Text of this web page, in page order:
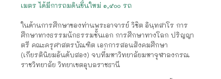
เมตร ได้มีการถมดินขึ้นใหม่ ๑,๕๐๐ รถ
ในด้านการศึกษาของท่านพระอาจารย์ วิชิต อินฺทสาโร การ
ศึกษาทางธรรมนักธรรมชั้นเอก การศึกษาทางโลก ปริญญา
ตรี คณะครุศาสตรบัณฑิต เอกการสอนสังคมศึกษา
(เกียรตินิยมอันดับสอง) จบที่มหาวิทยาลัยมหาจุฬาลงกรณ
ราชวิทยาลัย วิทยาเขตอุบลราชธานี